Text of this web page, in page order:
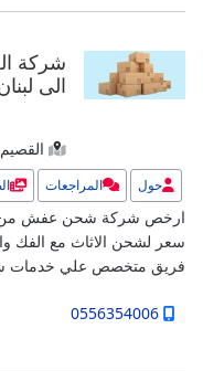
شركة
الى
حول المراجعات
ارخص شركة شحن عفش من
سعر لشحن الاثاث مع الفك
فريق متخصص علي خدمات
0556354006